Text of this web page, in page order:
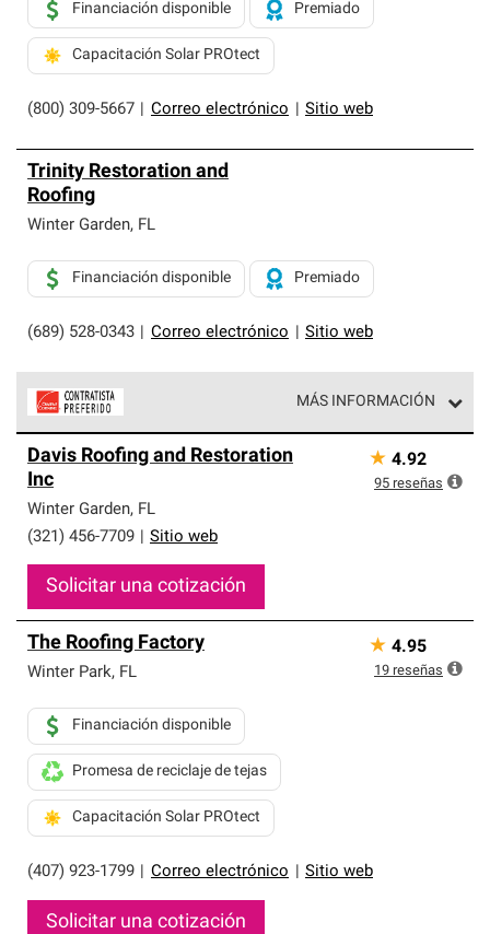
(800) 309-5667 Correo electrónico Sitio web
Financiación disponible Premiado
Capacitación Solar PROtect
Trinity Restoration and
Roofing
Winter Garden, FL
(689) 528-0343 Correo electrónico Sitio web
Financiación disponible Premiado
MÁS INFORMACIÓN
parte de una red exclusiva de profesionales de techos
que cumplen con altos estándares y requisitos estrictos
de profesionalismo y confiabilidad.
Davis Roofing and Restoration
Inc
Winter Garden, FL
(321) 456-7709
Sitio web
Solicitar una cotización
★ 4.92
95 reseñas
The Roofing Factory
Winter Park, FL
(407) 923-1799 Correo electrónico Sitio web
Financiación disponible
Promesa de reciclaje de tejas
Capacitación Solar PROtect
Solicitar una cotización
★ 4.95
19 reseñas